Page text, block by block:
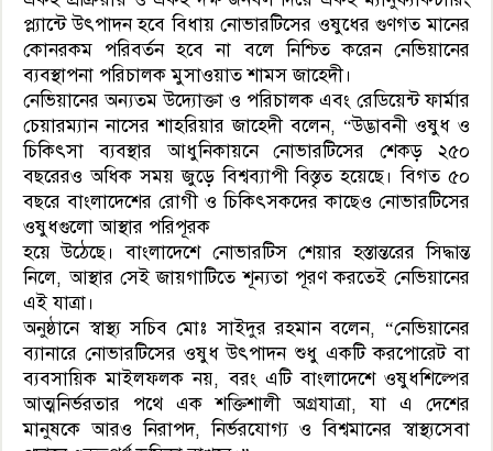
প্ল‍্যান্টে উৎপাদন হবে বিধায় নোভারটিসের ওষুধের গুণগত মানের
কোনরকম পরিবর্তন হবে না বলে নিশ্চিত করেন নেভিয়ানের
ব্যবস্থাপনা পরিচালক মুসাওয়াত শামস জাহেদী।
নেভিয়ানের অন্যতম উদ্যোক্তা ও পরিচালক এবং রেডিয়েন্ট ফার্মার
চেয়ারম্যান নাসের শাহরিয়ার জাহেদী বলেন, “উদ্ভাবনী ওষুধ ও
চিকিৎসা ব্যবস্থার আধুনিকায়নে নোভারটিসের শেকড় ২৫০
বছরেরও অধিক সময় জুড়ে বিশ্বব্যাপী বিস্তৃত হয়েছে। বিগত ৫০
বছরে বাংলাদেশের রোগী ও চিকিৎসকদের কাছেও নোভারটিসের
ওষুধগুলো আস্থার পরিপূরক
হয়ে উঠেছে। বাংলাদেশে নোভারটিস শেয়ার হস্তান্তরের সিদ্ধান্ত
নিলে, আস্থার সেই জায়গাটিতে শূন্যতা পূরণ করতেই নেভিয়ানের
এই যাত্রা।
অনুষ্ঠানে স্বাস্থ্য সচিব মোঃ সাইদুর রহমান বলেন, “নেভিয়ানের
ব‍্যানারে নোভারটিসের ওষুধ উৎপাদন শুধু একটি করপোরেট বা
ব্যবসায়িক মাইলফলক নয়, বরং এটি বাংলাদেশে ওষুধশিল্পের
আত্মনির্ভরতার পথে এক শক্তিশালী অগ্রযাত্রা, যা এ দেশের
মানুষকে আরও নিরাপদ, নির্ভরযোগ্য ও বিশ্বমানের স্বাস্থ্যসেবা